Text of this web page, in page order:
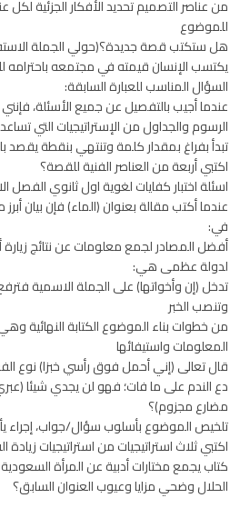
من عناصر التصميم تحديد الأفكار الجزئية لكل
للموضوع
هل ستكتب قصة جديدة؟(حولي الجملة
يكتسب الإنسان قيمته في مجتمعه باحترامه
السؤال المناسب للعبارة السابقة:
عندما أجيب بالتفصيل عن جميع الأسئلة،
الرسوم والجداول من الإستراتيجيات التي
تبدأ بفراغ بمقدار كلمة وتنتهي بنقطة يقصد
اكتبي أربعة من العناصر الفنية للقصة؟
اسئلة اختبار كفايات لغوية اول ثانوي الفصل
عندما أكتب مقالة بعنوان (الماء) فإن بيان
في:
أفضل المصادر لجمع معلومات عن نتائج
لدولة عظمى هي:
تدخل (إن وأخواتها) على الجملة الاسمية
وتنصب الخبر
من خطوات بناء الموضوع الكتابة النهائية
المعلومات واستيفائها
قال تعالى (إني أحمل فوق رأسي خبزا) نوع
دع الندم على ما فات؛ فهو لن يجدي شيئا
مضارع مجزوم)؟
تلخيص الموضوع بأسلوب سؤال/جواب،
اكتبي ثلاث استراتيجيات من استراتيجيات زيادة
كتاب يجمع مختارات أدبية عن المرأة
الحلال وضحي مزايا وعيوب العنوان السابق؟